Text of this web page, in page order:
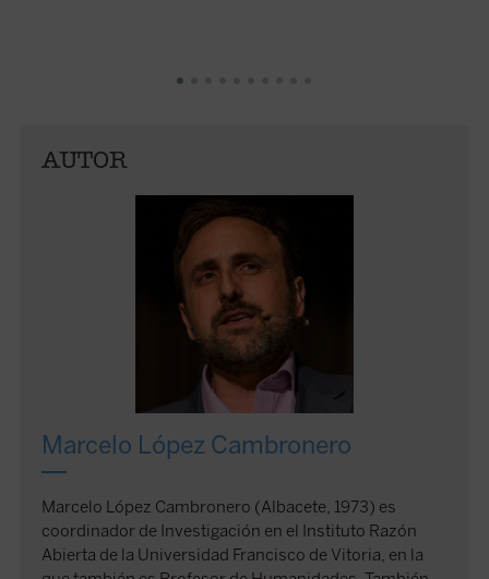
AUTOR
Marcelo López Cambronero
Marcelo López Cambronero (Albacete, 1973) es
coordinador de Investigación en el Instituto Razón
Abierta de la Universidad Francisco de Vitoria, en la